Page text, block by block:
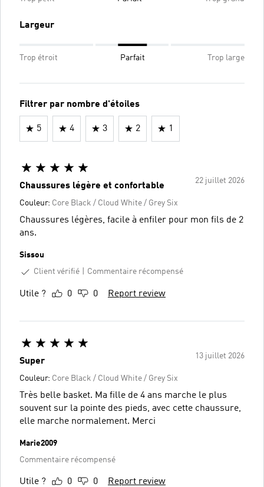
Largeur
Trop étroit Parfait Trop large
Filtrer par nombre d'étoiles
5 4 3 2 1
22 juillet 2026
Chaussures légère et confortable
Couleur: Core Black / Cloud White / Grey Six
Chaussures légères, facile à enfiler pour mon fils de 2
ans.
Sissou
Client vérifié
Commentaire récompensé
Utile ? 0 0 Report review
13 juillet 2026
Super
Couleur: Core Black / Cloud White / Grey Six
Très belle basket. Ma fille de 4 ans marche le plus
souvent sur la pointe des pieds, avec cette chaussure,
elle marche normalement. Merci
Marie2009
Commentaire récompensé
Utile ? 0 0 Report review